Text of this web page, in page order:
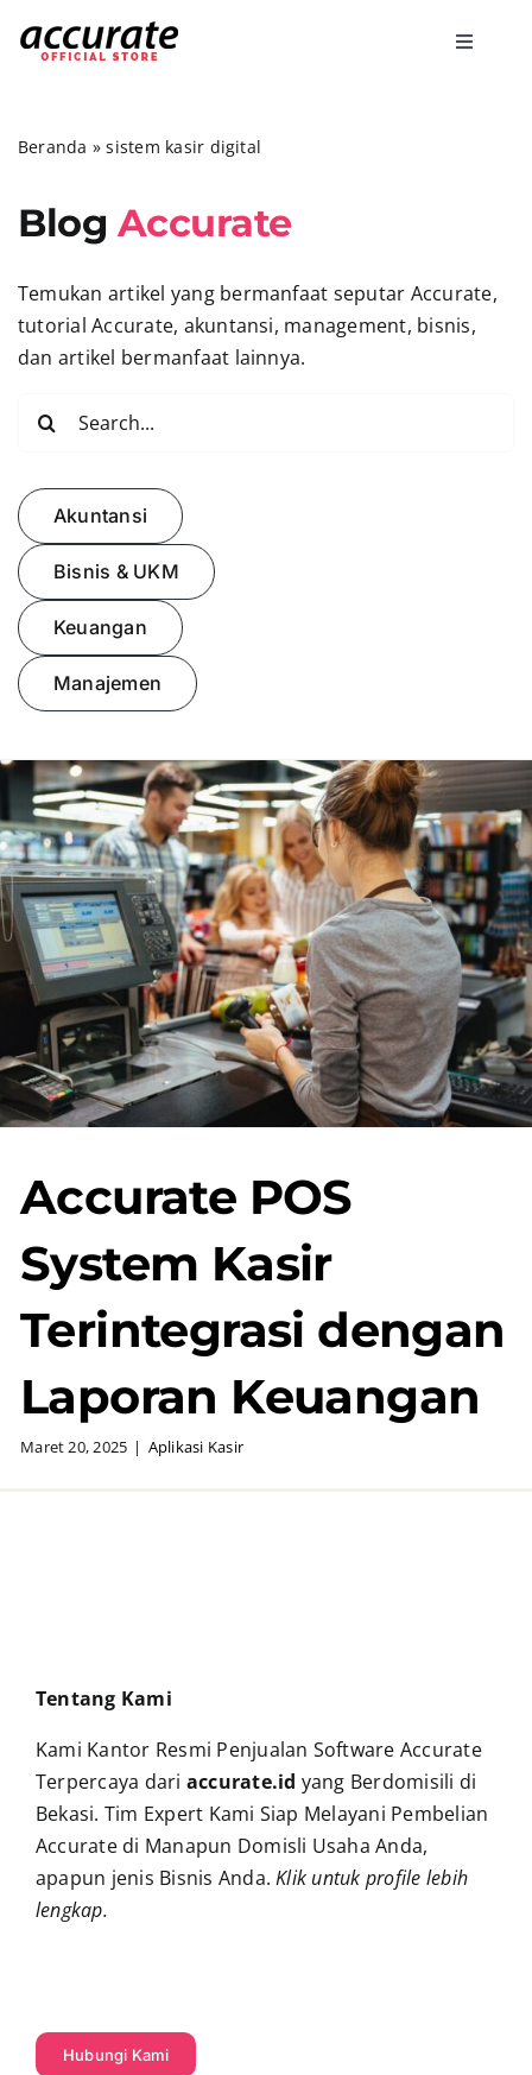
Toggle
Harga
Promo
Marketing
Presentasi
Daftar
Login
Beranda »sistem kasir digital
Blog Accurate
Temukan artikel yang bermanfaat seputar Accurate,
tutorial Accurate, akuntansi, management, bisnis,
dan artikel bermanfaat lainnya.
Akuntansi
Bisnis & UKM
Keuangan
Manajemen
Accurate POS
System Kasir
Terintegrasi dengan
Laporan Keuangan
Maret 20, 2025 | Aplikasi Kasir
Tentang Kami
Kami Kantor Resmi Penjualan Software Accurate
Terpercaya dari accurate.id yang Berdomisili di
Bekasi. Tim Expert Kami Siap Melayani Pembelian
Accurate di Manapun Domisli Usaha Anda,
apapun jenis Bisnis Anda.Klik untuk profile lebih
lengkap.
Hubungi Kami